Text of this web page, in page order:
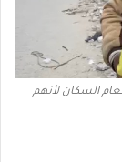
السكان لأنهم